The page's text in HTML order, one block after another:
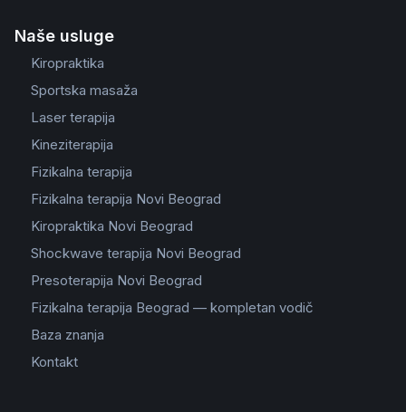
Naše usluge
Kiropraktika
Sportska masaža
Laser terapija
Kineziterapija
Fizikalna terapija
Fizikalna terapija Novi Beograd
Kiropraktika Novi Beograd
Shockwave terapija Novi Beograd
Presoterapija Novi Beograd
Fizikalna terapija Beograd — kompletan vodič
Baza znanja
Kontakt